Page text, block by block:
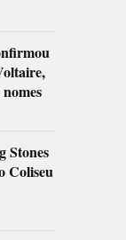
Stones
Coliseu